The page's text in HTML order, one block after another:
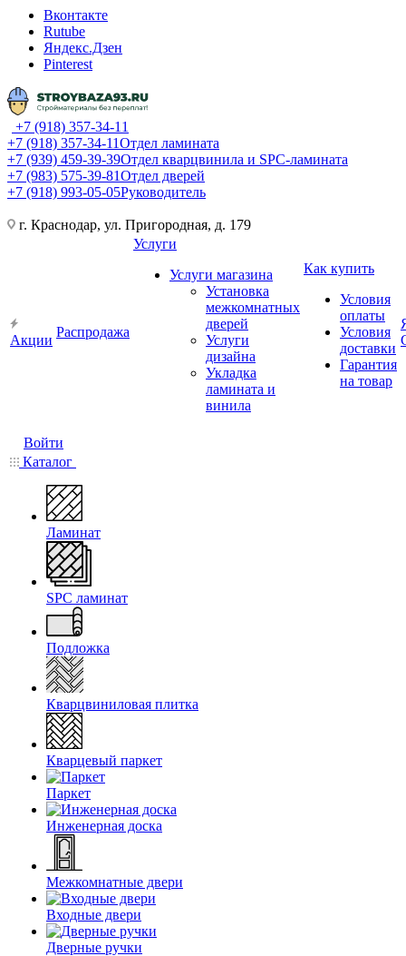
Вконтакте
Rutube
Яндекс.Дзен
Pinterest
+7 (918) 357-34-11
+7 (918) 357-34-11Отдел ламината
+7 (939) 459-39-39Отдел кварцвинила и SPC-ламината
+7 (983) 575-39-81Отдел дверей
+7 (918) 993-05-05Руководитель
г. Краснодар, ул. Пригородная, д. 179
Акции
Распродажа
Услуги
Услуги магазина
Установка
межкомнатных
дверей
Услуги
дизайна
Укладка
ламината и
винила
Как купить
Условия
оплаты
Условия
доставки
Гарантия
на товар
Войти
Каталог
Ламинат
SPC ламинат
Подложка
Кварцвиниловая плитка
Кварцевый паркет
Паркет
Инженерная доска
Межкомнатные двери
Входные двери
Дверные ручки